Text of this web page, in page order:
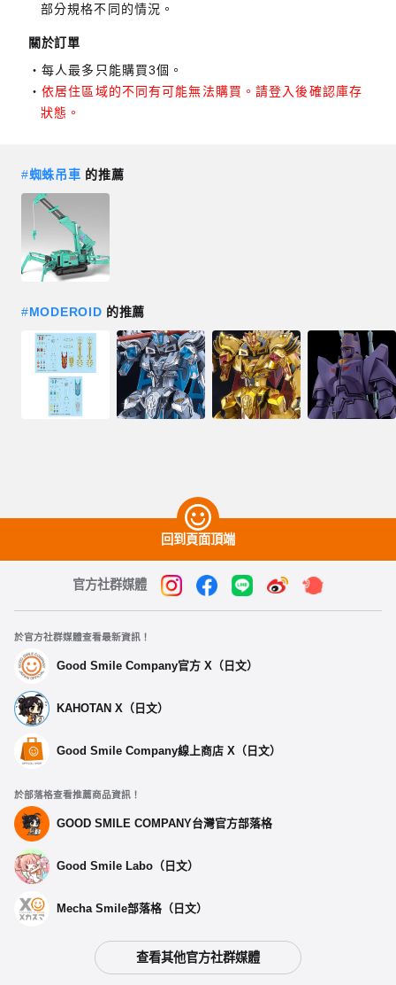
部分規格不同的情況。
關於訂單
每人最多只能購買3個。
依居住區域的不同有可能無法購買。請登入後確認庫存
狀態。
#蜘蛛吊車 的推薦
#MODEROID 的推薦
回到頁面頂端
官方社群媒體
於官方社群媒體查看最新資訊！
Good Smile Company官方 X（日文）
KAHOTAN X（日文）
Good Smile Company線上商店 X（日文）
於部落格查看推薦商品資訊！
GOOD SMILE COMPANY台灣官方部落格
Good Smile Labo（日文）
Mecha Smile部落格（日文）
查看其他官方社群媒體